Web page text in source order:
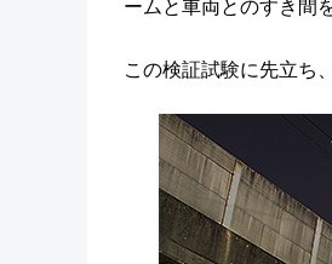
ームと車両とのすき間
この検証試験に先立ち